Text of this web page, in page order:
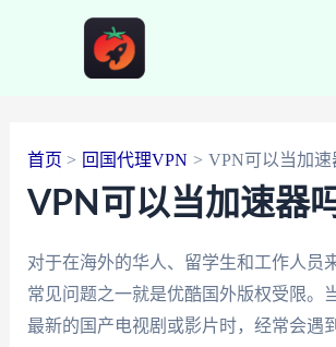
首页 回国代理VPN VPN可以当加速
VPN可以当加速器吗
对于在海外的华人、留学生和工作人员
常见问题之一就是优酷国外版权受限。
最新的国产电视剧或影片时，经常会遇